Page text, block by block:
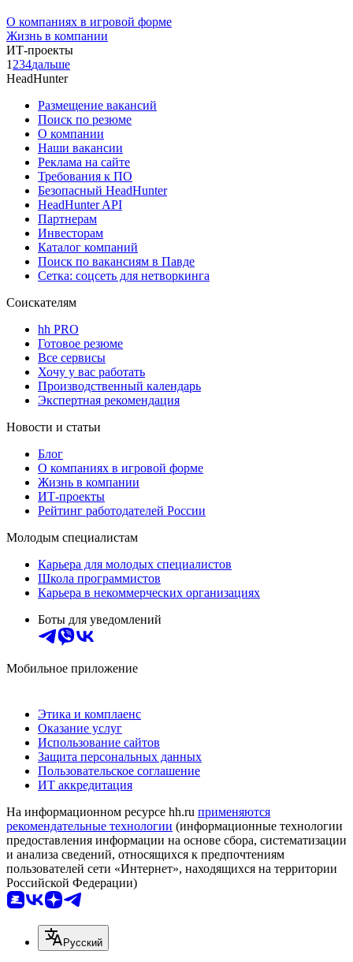
О компаниях в игровой форме
Жизнь в компании
ИТ-проекты
1 234дальше
HeadHunter
Размещение вакансий
Поиск по резюме
О компании
Наши вакансии
Реклама на сайте
Требования к ПО
Безопасный HeadHunter
HeadHunter API
Партнерам
Инвесторам
Каталог компаний
Поиск по вакансиям в Павде
Сетка: соцсеть для нетворкинга
Соискателям
hh PRO
Готовое резюме
Все сервисы
Хочу у вас работать
Производственный календарь
Экспертная рекомендация
Новости и статьи
Блог
О компаниях в игровой форме
Жизнь в компании
ИТ-проекты
Рейтинг работодателей России
Молодым специалистам
Карьера для молодых специалистов
Школа программистов
Карьера в некоммерческих организациях
Боты для уведомлений
Мобильное приложение
Этика и комплаенс
Оказание услуг
Использование сайтов
Защита персональных данных
Пользовательское соглашение
ИТ аккредитация
На информационном ресурсе hh.ru применяются
рекомендательные технологии (информационные технологии
предоставления информации на основе сбора, систематизации
и анализа сведений, относящихся к предпочтениям
пользователей сети «Интернет», находящихся на территории
Российской Федерации)
Русский